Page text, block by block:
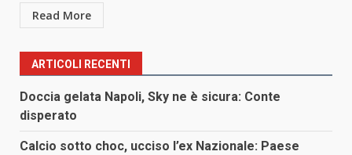
Read More
ARTICOLI RECENTI
Doccia gelata Napoli, Sky ne è sicura: Conte
disperato
Calcio sotto choc, ucciso l’ex Nazionale: Paese